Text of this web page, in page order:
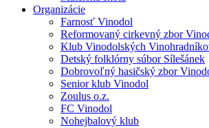
Organizácie
Farnosť Vinodol
Reformovaný cirkevný zbor
Klub Vinodolských
Detský folklórny súbor Sílešánek
Dobrovoľný hasičský zbor
Senior klub Vinodol
Zoulus o.z.
FC Vinodol
Nohejbalový klub